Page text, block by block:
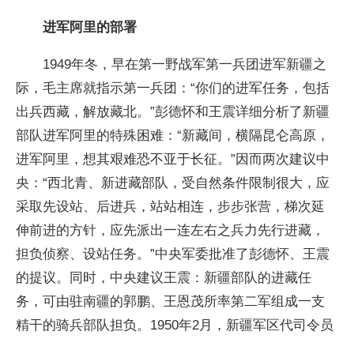
进军阿里的部署
1949年冬，早在第一野战军第一兵团进军新疆之
际，毛主席就指示第一兵团：“你们的进军任务，包括
出兵西藏，解放藏北。”彭德怀和王震详细分析了新疆
部队进军阿里的特殊困难：“新藏间，横隔昆仑高原，
进军阿里，想其艰难恐不亚于长征。”因而两次建议中
央：“西北青、新进藏部队，受自然条件限制很大，应
采取先设站、后进兵，站站相连，步步张营，梯次延
伸前进的方针，应先派出一连左右之兵力先行进藏，
担负侦察、设站任务。”中央军委批准了彭德怀、王震
的提议。同时，中央建议王震：新疆部队的进藏任
务，可由驻南疆的郭鹏、王恩茂所率第二军组成一支
精干的骑兵部队担负。1950年2月，新疆军区代司令员